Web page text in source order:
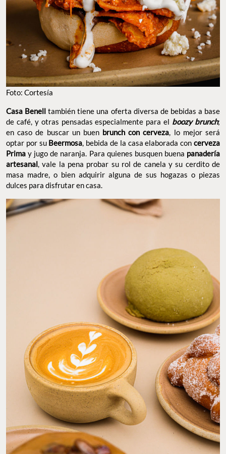
Foto: Cortesía
Casa Benell también tiene una oferta diversa de bebidas a base
de café, y otras pensadas especialmente para el boozy brunch;
en caso de buscar un buen brunch con cerveza, lo mejor será
optar por su Beermosa, bebida de la casa elaborada concerveza
Prima y jugo de naranja. Para quienes busquen buena panadería
artesanal, vale la pena probar su rol de canela y su cerdito de
masa madre, o bien adquirir alguna de sus hogazas o piezas
dulces para disfrutar en casa.